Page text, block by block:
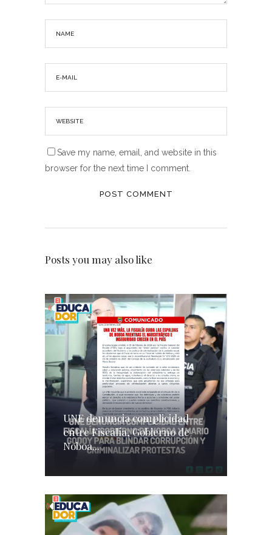
Save my name, email, and website in this
browser for the next time I comment.
Posts you may also like
UNE denuncia complicidad
entre Fiscalía, Gobierno de
Noboa...